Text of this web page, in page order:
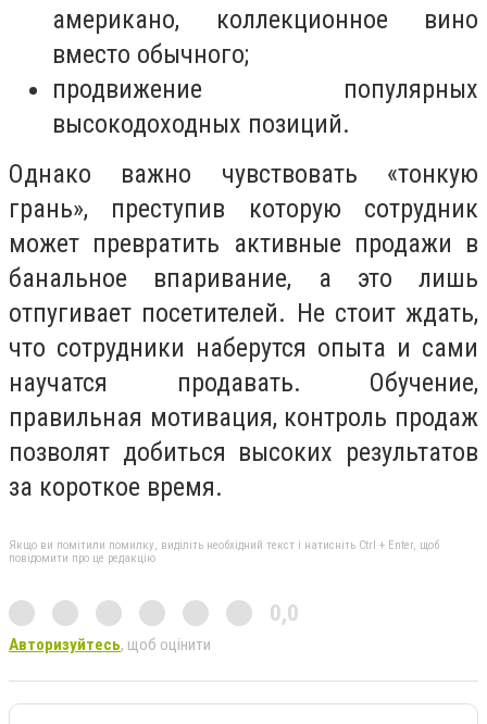
американо, коллекционное вино
вместо обычного;
продвижение популярных
высокодоходных позиций.
Однако важно чувствовать «тонкую
грань», преступив которую сотрудник
может превратить активные продажи в
банальное впаривание, а это лишь
отпугивает посетителей. Не стоит ждать,
что сотрудники наберутся опыта и сами
научатся продавать. Обучение,
правильная мотивация, контроль продаж
позволят добиться высоких результатов
за короткое время.
Якщо ви помітили помилку, виділіть необхідний текст і натисніть Ctrl + Enter, щоб
повідомити про це редакцію
0,0
Авторизуйтесь, щоб оцінити